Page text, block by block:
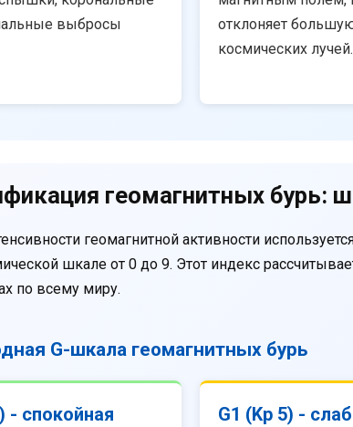
выбросы
отклоняет
космических лучей.
геомагнитных бурь:
геомагнитной активности
шкале от 0 до 9. Этот индекс
по всему миру.
G-шкала геомагнитных бурь
- спокойная
G1 (Kp 5) -